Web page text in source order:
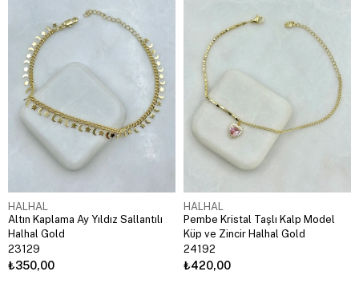
HALHAL
Altın Kaplama Ay Yıldız Sallantılı
Halhal Gold
23129
₺350,00
HALHAL
Pembe Kristal Taşlı Kalp Model
Küp ve Zincir Halhal Gold
24192
₺420,00